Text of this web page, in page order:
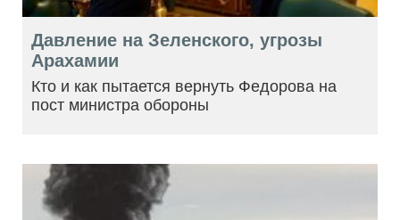
Давление на Зеленского, угрозы
Арахамии
Кто и как пытается вернуть Федорова на
пост министра обороны